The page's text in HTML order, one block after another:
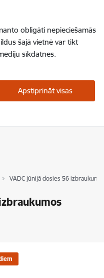
obligāti nepieciešamās
šajā vietnē var tikt
sīkdatnes.
Apstiprināt visas
VADC jūnijā dosies 56